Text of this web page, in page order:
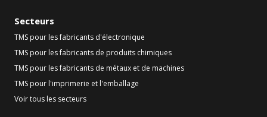
Secteurs
TMS pour les fabricants d'électronique
TMS pour les fabricants de produits chimiques
TMS pour les fabricants de métaux et de machines
TMS pour l'imprimerie et l'emballage
Voir tous les secteurs